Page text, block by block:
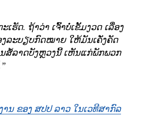
ເຮັດ. ຖ້າວ່າ ເຈົ້າບໍ່ເຂັ້ມງວດ ເລື່ອງ
ງລະບຽບກົດໝາຍ ໃຫ້ມັນເຄັ່ງຄັດ
ສໍ້ລາດບັງຫຼວງນີ້ ເຫັນແກ່ພັກພວກ
ນ ຂອງ ສປປ ລາວ ໃນເວທີສາກົລ